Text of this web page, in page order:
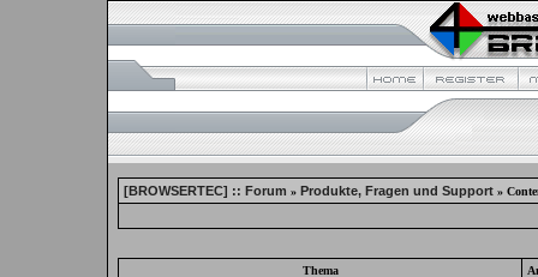
[BROWSERTEC] :: Forum » Produkte, Fragen und Support »
Thema